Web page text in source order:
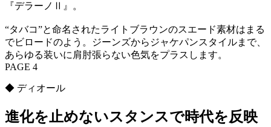
『デラーノⅡ』。
“タバコ”と命名されたライトブラウンのスエード素材はまる
でビロードのよう。ジーンズからジャケパンスタイルまで、
あらゆる装いに肩肘張らない色気をプラスします。
PAGE 4
◆ ディオール
進化を止めないスタンスで時代を反映